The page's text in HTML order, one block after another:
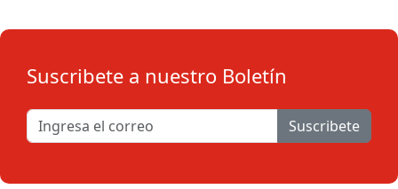
Suscribete a nuestro Boletín
Suscribete